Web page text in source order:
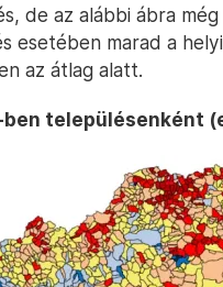
de az alábbi ábra
esetében marad a
az átlag alatt.
településenként